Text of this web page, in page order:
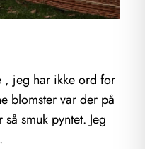
jeg har ikke ord for
blomster var der på
smuk pyntet. Jeg